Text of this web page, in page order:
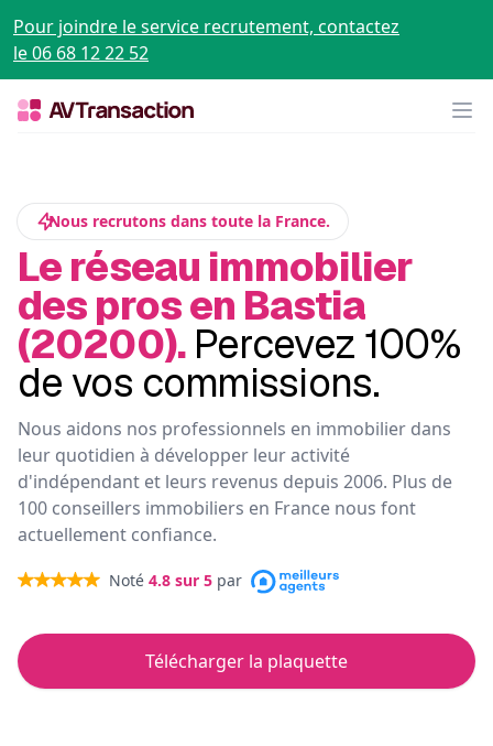
Pour joindre le service recrutement, contactez
le 06 68 12 22 52
Nous recrutons dans toute la France.
Le réseau immobilier
des pros en Bastia
(20200). Percevez 100%
de vos commissions.
Nous aidons nos professionnels en immobilier dans
leur quotidien à développer leur activité
d'indépendant et leurs revenus depuis 2006. Plus de
100 conseillers immobiliers en France nous font
actuellement confiance.
Noté 4.8 sur 5 par
Télécharger la plaquette